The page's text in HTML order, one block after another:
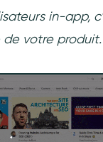
in-app,
de votre produit.